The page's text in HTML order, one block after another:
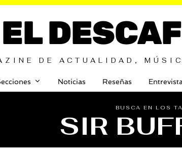
EL
DE ACTUALIDAD,
Noticias Reseñas
BUSCA EN LOS
SIR